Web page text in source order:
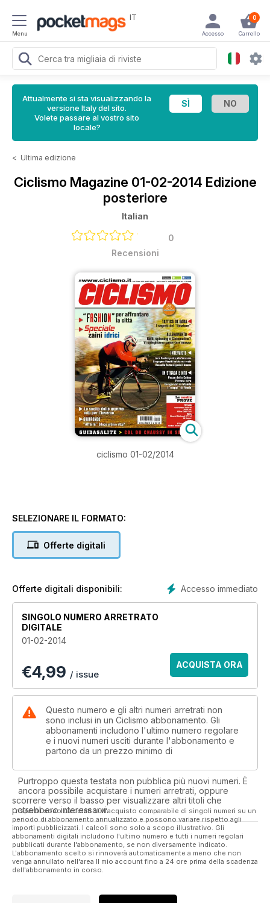
Menu
IT 0
Carrello
Accesso
Attualmente si sta visualizzando la
versione Italy del sito.
Volete passare al vostro sito
locale?
< Ultima edizione
Ciclismo Magazine 01-02-2014 Edizione
posteriore
Italian
0
Recensioni
ciclismo 01-02/2014
SELEZIONARE IL FORMATO:
Offerte digitali
Accesso immediato
Offerte digitali disponibili:
SINGOLO NUMERO ARRETRATO
DIGITALE
01-02-2014
€4,99 / issue
ACQUISTA ORA
Questo numero e gli altri numeri arretrati non
sono inclusi in un Ciclismo abbonamento. Gli
abbonamenti includono l'ultimo numero regolare
e i nuovi numeri usciti durante l'abbonamento e
partono da un prezzo minimo di
Purtroppo questa testata non pubblica più nuovi numeri. È
ancora possibile acquistare i numeri arretrati, oppure
scorrere verso il basso per visualizzare altri titoli che
potrebbero interessarvi.
I risparmi sono calcolati sull'acquisto comparabile di singoli numeri su un
periodo di abbonamento annualizzato e possono variare rispetto agli
importi pubblicizzati. I calcoli sono solo a scopo illustrativo. Gli
abbonamenti digitali includono l'ultimo numero e tutti i numeri regolari
pubblicati durante l'abbonamento, se non diversamente indicato.
L'abbonamento scelto si rinnoverà automaticamente a meno che non
venga annullato nell'area Il mio account fino a 24 ore prima della scadenza
dell'abbonamento in corso.